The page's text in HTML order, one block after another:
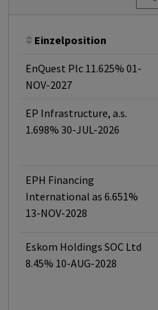
Einzelposition
EnQuest Plc 11.625% 01-
NOV-2027
EP Infrastructure, a.s.
1.698% 30-JUL-2026
EPH Financing
International as 6.651%
13-NOV-2028
Eskom Holdings SOC Ltd
8.45% 10-AUG-2028